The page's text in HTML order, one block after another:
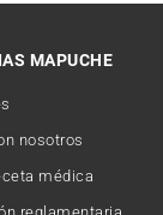
MAPUCHE
nosotros
médica